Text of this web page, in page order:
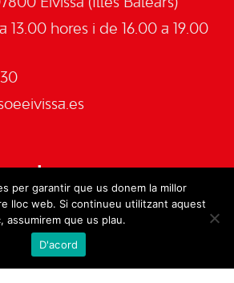
Eivissa (Illes Balears)
13.00 hores i de 16.00 a 19.00
per garantir que us donem la millor
lloc web. Si continueu utilitzant aquest
assumirem que us plau.
D'acord